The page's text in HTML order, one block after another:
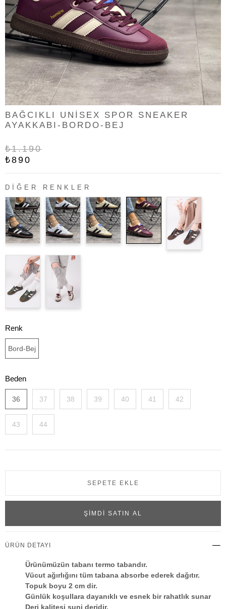
BAĞCIKLI UNISEX SPOR SNEAKER
AYAKKABI-BORDO-BEJ
₺1.190
₺890
DIĞER RENKLER
Renk
Bord-Bej
Beden
36 37 38 39 40 41 42
43 44
ÜRÜN DETAYI
Ürünümüzün tabanı termo tabandır.
Vücut ağırlığını tüm tabana absorbe ederek dağıtır.
Topuk boyu 2 cm dir.
Günlük koşullara dayanıklı ve esnek bir rahatlık sunar
Deri kalitesi suni deridir.